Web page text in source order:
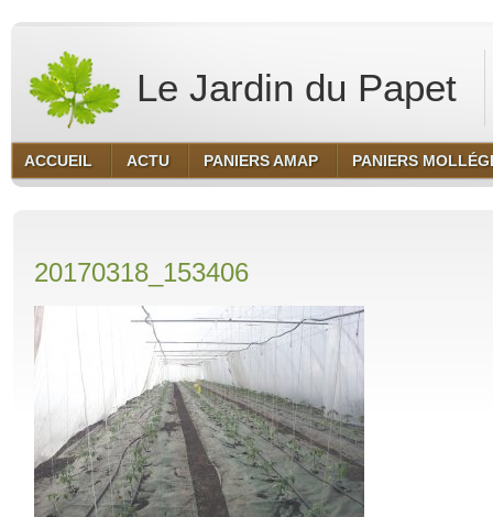
Le Jardin du Papet
ACCUEIL ACTU PANIERS AMAP PANIERS
20170318_153406